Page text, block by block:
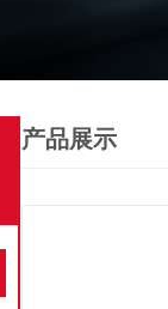
产品展示